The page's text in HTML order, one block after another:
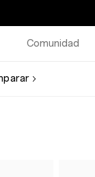
Comunidad